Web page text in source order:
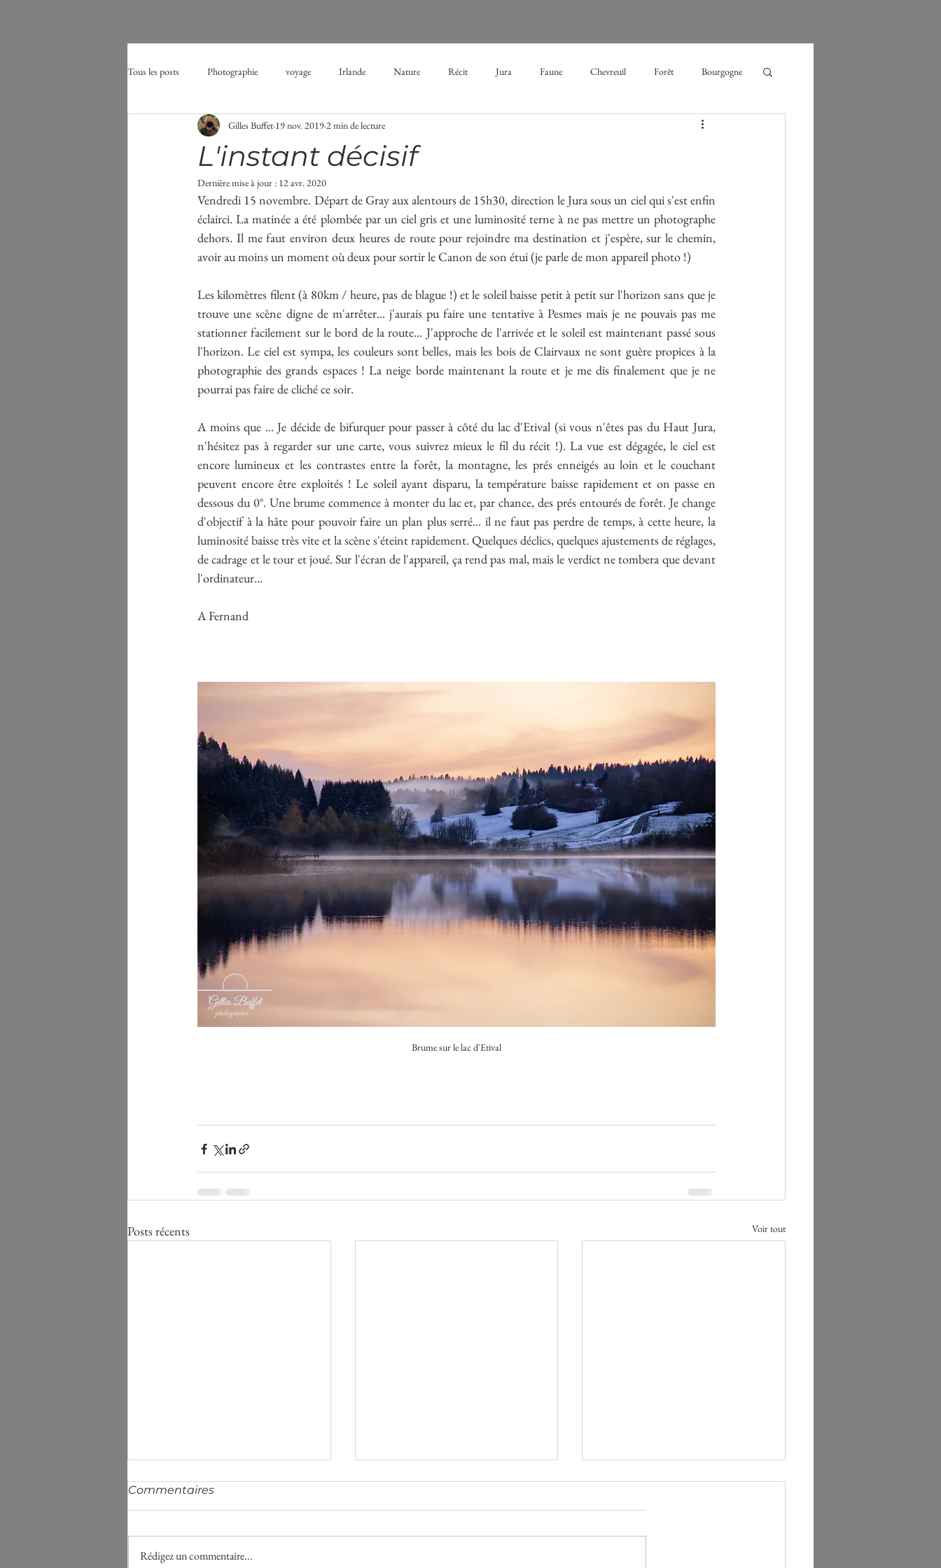
Tous les posts Photographie voyage Irlande Nature Récit Jura Faune Chevreuil Forêt Bourgogne
oiseau aigrette Brume Aube randonnée
midges moustiques
L'instant décisif
Gilles Buffet 19 nov. 2019 2 min de lecture
Dernière mise à jour : 12 avr. 2020
Vendredi 15 novembre. Départ de Gray aux alentours de 15h30, direction le Jura sous un ciel qui s'est enfin
éclairci. La matinée a été plombée par un ciel gris et une luminosité terne à ne pas mettre un photographe
dehors. Il me faut environ deux heures de route pour rejoindre ma destination et j'espère, sur le chemin,
avoir au moins un moment où deux pour sortir le Canon de son étui (je parle de mon appareil photo !)
Les kilomètres filent (à 80km / heure, pas de blague !) et le soleil baisse petit à petit sur l'horizon sans que je
trouve une scène digne de m'arrêter... j'aurais pu faire une tentative à Pesmes mais je ne pouvais pas me
stationner facilement sur le bord de la route... J'approche de l'arrivée et le soleil est maintenant passé sous
l'horizon. Le ciel est sympa, les couleurs sont belles, mais les bois de Clairvaux ne sont guère propices à la
photographie des grands espaces ! La neige borde maintenant la route et je me dis finalement que je ne
pourrai pas faire de cliché ce soir.
A moins que ... Je décide de bifurquer pour passer à côté du lac d'Etival (si vous n'êtes pas du Haut Jura,
n'hésitez pas à regarder sur une carte, vous suivrez mieux le fil du récit !). La vue est dégagée, le ciel est
encore lumineux et les contrastes entre la forêt, la montagne, les prés enneigés au loin et le couchant
peuvent encore être exploités ! Le soleil ayant disparu, la température baisse rapidement et on passe en
dessous du 0°. Une brume commence à monter du lac et, par chance, des prés entourés de forêt. Je change
d'objectif à la hâte pour pouvoir faire un plan plus serré... il ne faut pas perdre de temps, à cette heure, la
luminosité baisse très vite et la scène s'éteint rapidement. Quelques déclics, quelques ajustements de réglages,
de cadrage et le tour et joué. Sur l'écran de l'appareil, ça rend pas mal, mais le verdict ne tombera que devant
l'ordinateur...
A Fernand
Brume sur le lac d'Etival
Posts récents Voir tout
Aplats
Commentaires
Rédigez un commentaire...